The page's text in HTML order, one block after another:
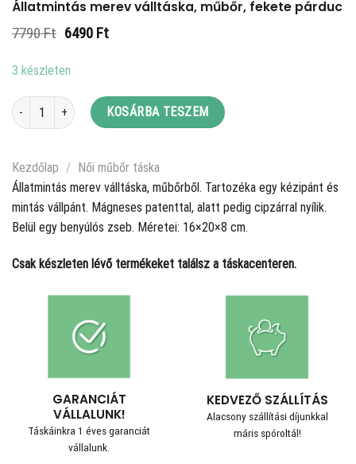
Állatmintás merev válltáska, műbőr, fekete párduc
7790Ft Original
7790 Ft.
6490 FtCurrent
3 készleten
Állatmintás merev válltáska, műbőr, fekete párduc mennyiség
KOSÁRBA TESZEM
Kezdőlap /
Női műbőr táska
Állatmintás merev válltáska, műbőrből. Tartozéka egy kézipánt és
mintás vállpánt. Mágneses patenttal, alatt pedig cipzárral nyílik.
Belül egy benyúlós zseb. Méretei: 16×20×8 cm.
Csak készleten lévő termékeket találsz a táskacenteren.
GARANCIÁT
VÁLLALUNK!
Táskáinkra 1 éves garanciát
vállalunk.
KEDVEZŐ SZÁLLÍTÁS
Alacsony szállítási díjunkkal
máris spóroltál!